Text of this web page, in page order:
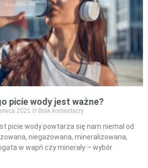
picie wody jest ważne?
2021 Brak komentarzy
picie wody powtarza się nam niemal od
niegazowana, mineralizowana,
w wapń czy minerały – wybór